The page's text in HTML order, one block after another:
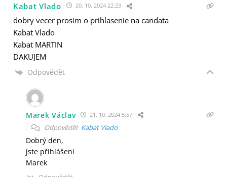
Kabat Vlado 20. 10. 2024 22:23
dobry vecer prosim o prihlasenie na candata
Kabat Vlado
Kabat MARTIN
DAKUJEM
Odpovědět
Marek Václav 21. 10. 2024 5:57
Odpovědět Kabat Vlado
Dobrý den,
jste přihlášeni
Marek